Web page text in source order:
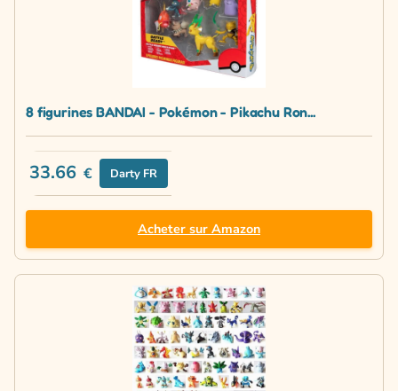
8 figurines BANDAI - Pokémon - Pikachu Ron...
33.66 € Darty FR
Acheter sur Amazon